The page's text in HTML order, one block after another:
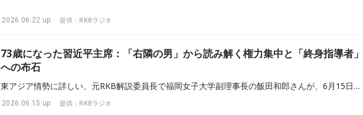
2026.06.22 up 提供：RKBラジオ
73歳になった習近平主席：「右隣の男」から読み解く権力集中と「終身指導者」
への布石
東アジア情勢に詳しい、元RKB解説委員長で福岡女子大学副理事長の飯田和郎さんが、6月15日放送のRKBラジオ『田畑竜介 Grooooow Up』に出演しました。今回は、習近平主席の73歳の誕生日を機に、最近の首脳外交で習氏の「右隣」に座り続ける側近・蔡奇（さいき）氏に注目し、習近平体制の現在と今後についてコメントしました。
2026.06.15 up 提供：RKBラジオ